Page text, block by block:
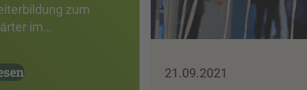
zum
im…
21.09.2021